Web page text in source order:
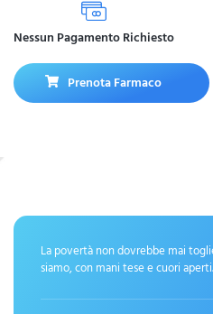
Nessun Pagamento Richiesto
Prenota Farmaco
La povertà non dovrebbe mai
siamo, con mani tese e cuori aperti.